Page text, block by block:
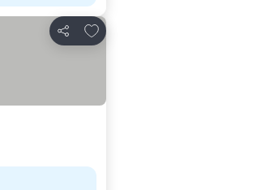
Partilhar
Adicionar aos favoritos